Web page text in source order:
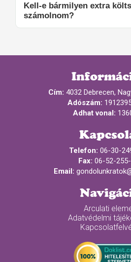
Kell-e bármilyen extra
számolnom?
Cím: 4032 Debrecen,
Adószám:
Adhat vonal:
Telefon: 06-30-
Fax: 06-52-
Email:
Arculati
Adatvédelmi